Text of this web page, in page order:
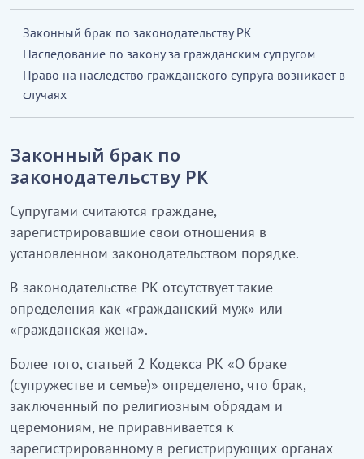
Законный брак по законодательству РК
Наследование по закону за гражданским супругом
Право на наследство гражданского супруга возникает в
случаях
Законный брак по
законодательству РК
Супругами считаются граждане,
зарегистрировавшие свои отношения в
установленном законодательством порядке.
В законодательстве РК отсутствует такие
определения как «гражданский муж» или
«гражданская жена».
Более того, статьей 2 Кодекса РК «О браке
(супружестве и семье)» определено, что брак,
заключенный по религиозным обрядам и
церемониям, не приравнивается к
зарегистрированному в регистрирующих органах